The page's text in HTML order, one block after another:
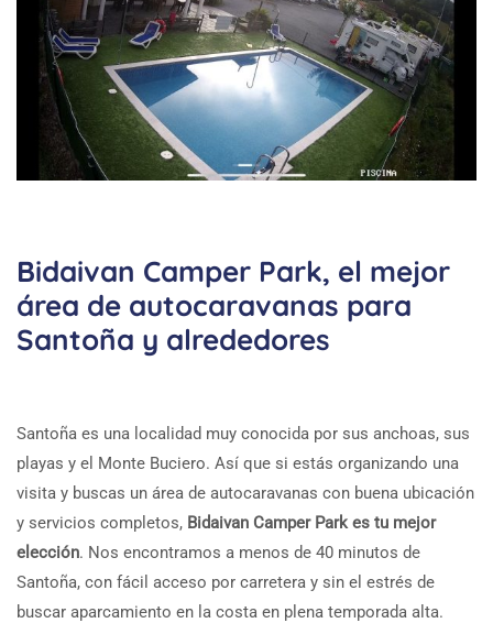
Bidaivan Camper Park, el mejor
área de autocaravanas para
Santoña y alrededores
Santoña es una localidad muy conocida por sus anchoas, sus
playas y el Monte Buciero. Así que si estás organizando una
visita y buscas un área de autocaravanas con buena ubicación
y servicios completos, Bidaivan Camper Park es tu mejor
elección. Nos encontramos a menos de 40 minutos de
Santoña, con fácil acceso por carretera y sin el estrés de
buscar aparcamiento en la costa en plena temporada alta.